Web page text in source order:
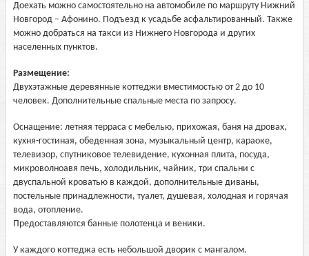
Доехать можно самостоятельно на автомобиле по маршруту Нижний
Новгород – Афонино. Подъезд к усадьбе асфальтированный. Также
можно добраться на такси из Нижнего Новгорода и других
населенных пунктов.
Размещение:
Двухэтажные деревянные коттеджи вместимостью от 2 до 10
человек. Дополнительные спальные места по запросу.
Оснащение: летняя терраса с мебелью, прихожая, баня на дровах,
кухня-гостиная, обеденная зона, музыкальный центр, караоке,
телевизор, спутниковое телевидение, кухонная плита, посуда,
микроволноавя печь, холодильник, чайник, три спальни с
двуспальной кроватью в каждой, дополнительные диваны,
постельные принадлежности, туалет, душевая, холодная и горячая
вода, отопление.
Предоставляются банные полотенца и веники.
У каждого коттеджа есть небольшой дворик с мангалом.